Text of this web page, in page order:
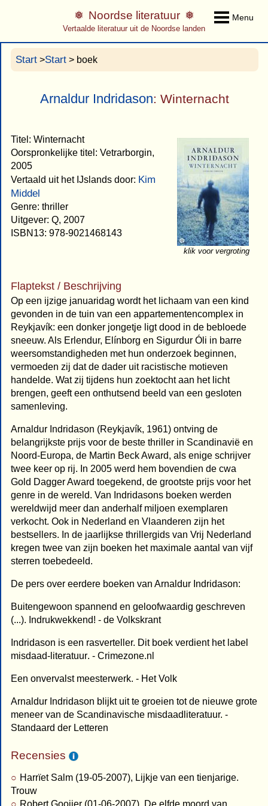
Menu
Noordse literatuur
Vertaalde literatuur uit de Noordse landen
Start >Start > boek
Arnaldur Indridason: Winternacht
klik voor vergroting
Titel: Winternacht
Oorspronkelijke titel: Vetrarborgin,
2005
Vertaald uit het IJslands door: Kim
Middel
Genre: thriller
Uitgever: Q, 2007
ISBN13: 978-9021468143
Flaptekst / Beschrijving
Op een ijzige januaridag wordt het lichaam van een kind
gevonden in de tuin van een appartementencomplex in
Reykjavík: een donker jongetje ligt dood in de bebloede
sneeuw. Als Erlendur, Elínborg en Sigurdur Óli in barre
weersomstandigheden met hun onderzoek beginnen,
vermoeden zij dat de dader uit racistische motieven
handelde. Wat zij tijdens hun zoektocht aan het licht
brengen, geeft een onthutsend beeld van een gesloten
samenleving.
Arnaldur Indridason (Reykjavík, 1961) ontving de
belangrijkste prijs voor de beste thriller in Scandinavië en
Noord-Europa, de Martin Beck Award, als enige schrijver
twee keer op rij. In 2005 werd hem bovendien de cwa
Gold Dagger Award toegekend, de grootste prijs voor het
genre in de wereld. Van Indridasons boeken werden
wereldwijd meer dan anderhalf miljoen exemplaren
verkocht. Ook in Nederland en Vlaanderen zijn het
bestsellers. In de jaarlijkse thrillergids van Vrij Nederland
kregen twee van zijn boeken het maximale aantal van vijf
sterren toebedeeld.
De pers over eerdere boeken van Arnaldur Indridason:
Buitengewoon spannend en geloofwaardig geschreven
(...). Indrukwekkend! - de Volkskrant
Indridason is een rasverteller. Dit boek verdient het label
misdaad-literatuur. - Crimezone.nl
Een onvervalst meesterwerk. - Het Volk
Arnaldur Indridason blijkt uit te groeien tot de nieuwe grote
meneer van de Scandinavische misdaadliteratuur. -
Standaard der Letteren
Recensies
Harrïet Salm (19-05-2007), Lijkje van een tienjarige.
Trouw